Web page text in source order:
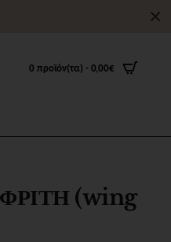
0 προϊόν(τα) - 0,00€
(wing